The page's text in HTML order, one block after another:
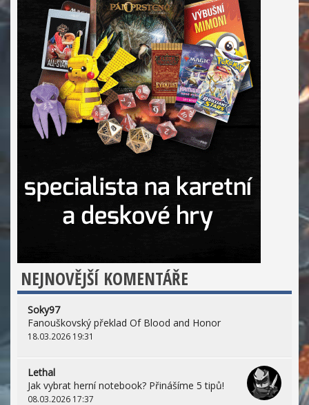
NEJNOVĚJŠÍ KOMENTÁŘE
Soky97
Fanouškovský překlad Of Blood and Honor
18.03.2026 19:31
Lethal
Jak vybrat herní notebook? Přinášíme 5 tipů!
08.03.2026 17:37